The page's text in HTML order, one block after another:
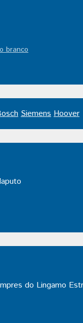
branco
Siemens Hoover
do Lingamo